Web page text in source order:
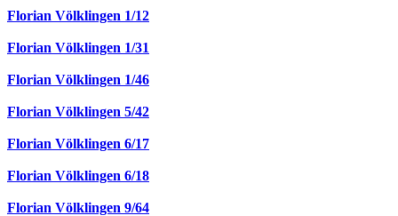
Florian Völklingen 1/12
Florian Völklingen 1/31
Florian Völklingen 1/46
Florian Völklingen 5/42
Florian Völklingen 6/17
Florian Völklingen 6/18
Florian Völklingen 9/64